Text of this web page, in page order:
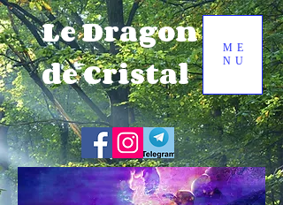
Le Dragon
de Cristal
ME
NU